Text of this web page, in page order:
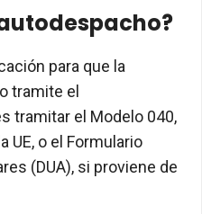
para que la
tramite el
tramitar el Modelo 040,
UE, o el Formulario
(DUA), si proviene de